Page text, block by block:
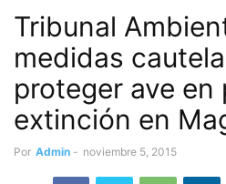
Tribunal
medidas
proteger ave en
extinción en
Por Admin - noviembre 5, 2015